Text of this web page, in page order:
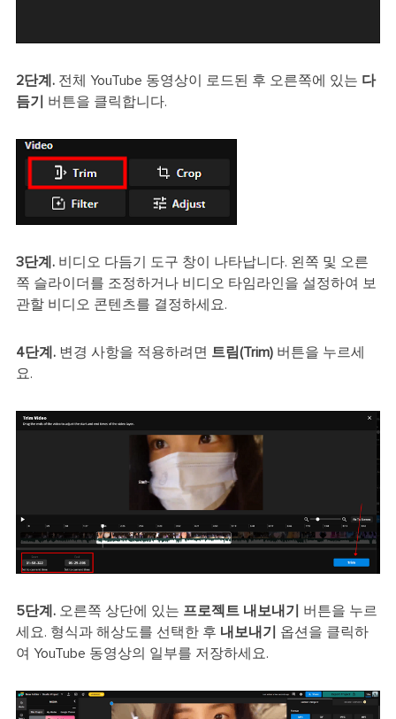
2단계.전체 YouTube 동영상이 로드된 후 오른쪽에 있는 다
듬기
버튼을 클릭합니다.
3단계.비디오 다듬기 도구 창이 나타납니다. 왼쪽 및 오른
쪽 슬라이더를 조정하거나 비디오 타임라인을 설정하여 보
관할 비디오 콘텐츠를 결정하세요.
4단계.변경 사항을 적용하려면 트림(Trim)버튼을 누르세
요.
5단계.오른쪽 상단에 있는 프로젝트 내보내기
버튼을 누르
세요. 형식과 해상도를 선택한 후 내보내기
옵션을 클릭하
여 YouTube 동영상의 일부를 저장하세요.